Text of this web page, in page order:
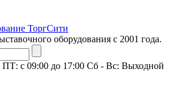
оборудования с 2001 года.
с 09:00 до 17:00 Сб - Вс: Выходной